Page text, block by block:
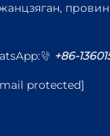
+86-
protected]